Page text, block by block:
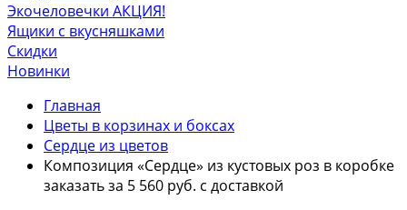
Экочеловечки АКЦИЯ!
Ящики с вкусняшками
Скидки
Новинки
Главная
Цветы в корзинах и боксах
Сердце из цветов
Композиция «Сердце» из кустовых роз в коробке
заказать за 5 560 руб. с доставкой